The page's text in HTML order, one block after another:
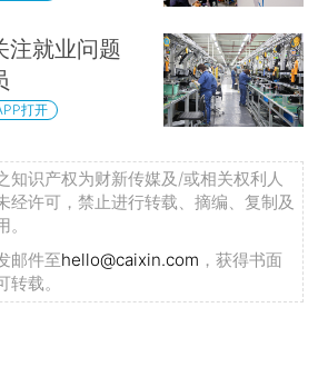
注就业问题
打开
知识产权为财新传媒及/或相关权利人
经许可，禁止进行转载、摘编、复制及
邮件至hello@caixin.com ，获得书面
载。